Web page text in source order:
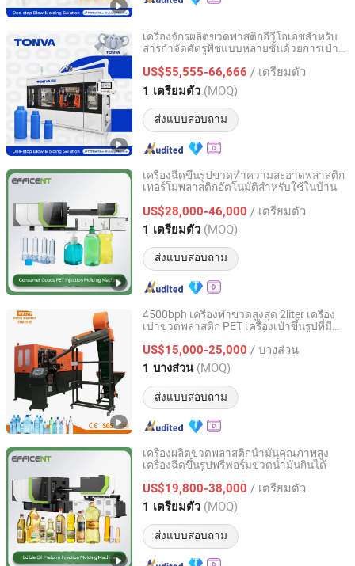
เครื่องจักรผลิตขวดพาสติกอีวีโอเอชสำหรับ
สารกำจัดศัตรูพืชแบบหลายชั้นด้วยการเป่า
US$55,555-66,666 / เตรียมตัว
1 เตรียมตัว (MOQ)
ส่งแบบสอบถาม
ZHEJIANG TONVA PLASTICS MACHINE CO., LTD.
Zhejiang, China อัตราจาก 2013
เครื่องฉีดขึ้นรูปขวดทำความสะอาดพลาสติก
เทอร์โมพลาสติกอัตโนมัติสำหรับใช้ในบ้าน
US$28,000-46,000 / เตรียมตัว
1 เตรียมตัว (MOQ)
ส่งแบบสอบถาม
Zhangjiagang Dawson Machine Co., Ltd
Jiangsu, China อัตราจาก 2017
4500bph เครื่องทำขวดสูงสุด 2liter เครื่อง
เป่าขวดพลาสติก PET เครื่องเป่าขึ้นรูปที่มี
US$15,000-25,000 / บางส่วน
1 บางส่วน (MOQ)
ส่งแบบสอบถาม
Zhangjiagang Eceng Machinery Co., Ltd.
Jiangsu, China อัตราจาก 2008
เครื่องผลิตขวดพลาสติกน้ำมันคุณภาพสูง
เครื่องฉีดขึ้นรูปพรีฟอร์มขวดน้ำมันกินได้
US$19,800-38,000 / เตรียมตัว
1 เตรียมตัว (MOQ)
ส่งแบบสอบถาม
Zhangjiagang Dawson Machine Co., Ltd
Jiangsu, China อัตราจาก 2017